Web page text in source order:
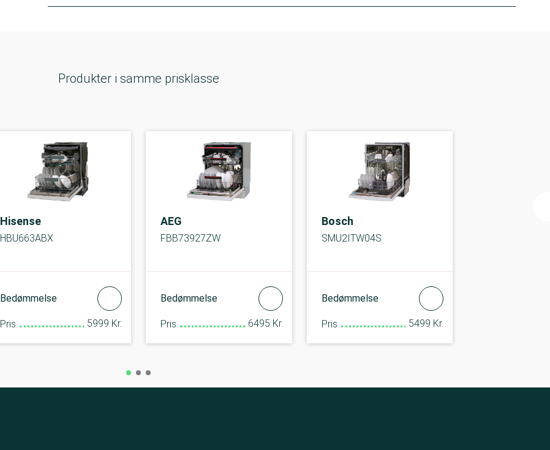
Produkter i samme prisklasse
Hisense
HBU663ABX
Bedømmelse
Pris 5999 Kr.
AEG
FBB73927ZW
Bedømmelse
Pris 6495 Kr.
Bosch
SMU2ITW04S
Bedømmelse
Pris 5499 Kr.